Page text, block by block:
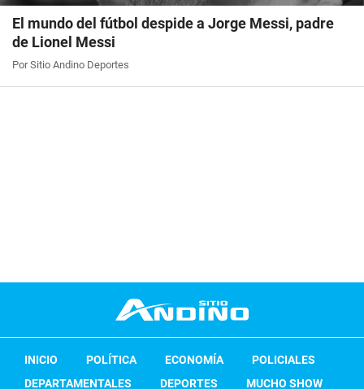
El mundo del fútbol despide a Jorge Messi, padre
de Lionel Messi
Por Sitio Andino Deportes
INICIO POLÍTICA ECONOMÍA
POLICIALES
DEPARTAMENTALES
DEPORTES MUCHO SHOW